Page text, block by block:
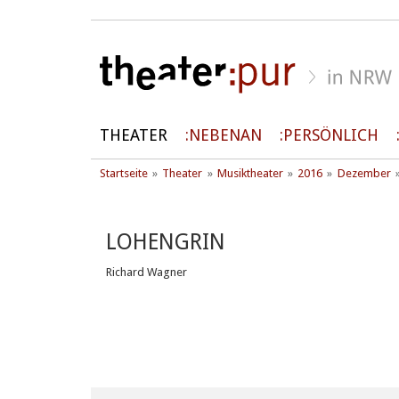
THEATER NEBENAN PERSÖNLICH
Startseite Theater Musiktheater 2016 Dezember
LOHENGRIN
Richard Wagner